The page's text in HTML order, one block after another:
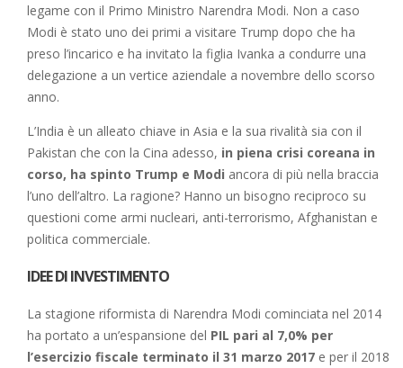
legame con il Primo Ministro Narendra Modi. Non a caso
Modi è stato uno dei primi a visitare Trump dopo che ha
preso l’incarico e ha invitato la figlia Ivanka a condurre una
delegazione a un vertice aziendale a novembre dello scorso
anno.
L’India è un alleato chiave in Asia e la sua rivalità sia con il
Pakistan che con la Cina adesso, in piena crisi coreana in
corso, ha spinto Trump e Modi ancora di più nella braccia
l’uno dell’altro. La ragione? Hanno un bisogno reciproco su
questioni come armi nucleari, anti-terrorismo, Afghanistan e
politica commerciale.
IDEE DI INVESTIMENTO
La stagione riformista di Narendra Modi cominciata nel 2014
ha portato a un’espansione del PIL pari al 7,0% per
l’esercizio fiscale terminato il 31 marzo 2017 e per il 2018